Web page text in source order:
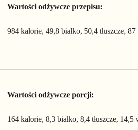
Wartości odżywcze przepisu:
984 kalorie, 49,8 białko, 50,4 tłuszcze,
Wartości odżywcze porcji:
164 kalorie, 8,3 białko, 8,4 tłuszcze,